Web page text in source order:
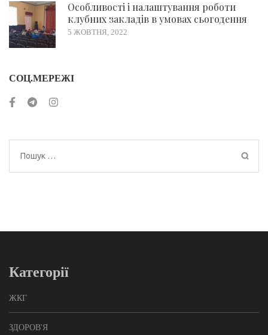
Особливості і налаштування роботи
клубних закладів в умовах сьогодення
5 ЖОВТНЯ, 2022
СОЦ.МЕРЕЖІ
Пошук:
Категорії
ЖКГ
ЗДОРОВ'Я